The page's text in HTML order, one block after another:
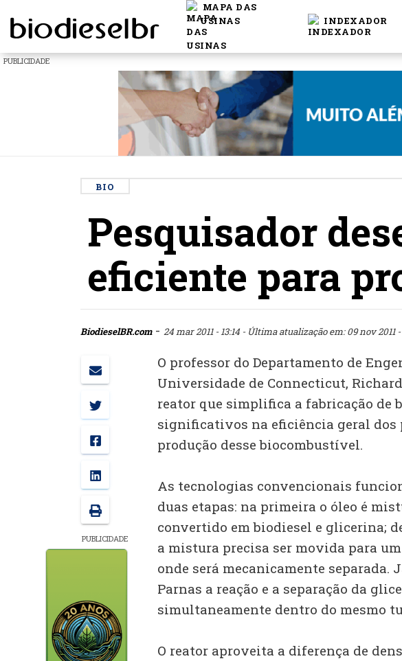
MAPA DAS
USINAS
INDEXADOR
PUBLICIDADE
BIO
Pesquisador
eficiente para
BiodieselBR.com- 24 mar 2011 - 13:14 - Última atualização em: 09 nov 2011 -
PUBLICIDADE
O professor do Departamento de
Universidade de Connecticut,
reator que simplifica a fabricação de
significativos na eficiência geral dos
produção desse biocombustível.
As tecnologias convencionais
duas etapas: na primeira o óleo é
convertido em biodiesel e glicerina;
a mistura precisa ser movida para
onde será mecanicamente separada.
Parnas a reação e a separação da
simultaneamente dentro do mesmo
O reator aproveita a diferença de